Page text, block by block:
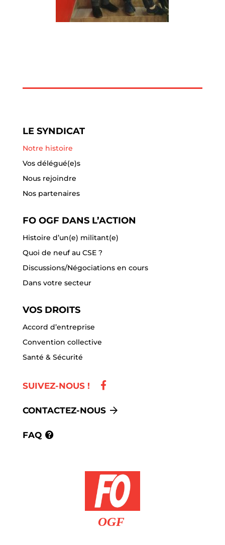
LE SYNDICAT
Notre histoire
Vos délégué(e)s
Nous rejoindre
Nos partenaires
FO OGF DANS L’ACTION
Histoire d’un(e) militant(e)
Quoi de neuf au CSE ?
Discussions/Négociations en cours
Dans votre secteur
VOS DROITS
Accord d’entreprise
Convention collective
Santé & Sécurité
SUIVEZ-NOUS !
CONTACTEZ-NOUS
FAQ